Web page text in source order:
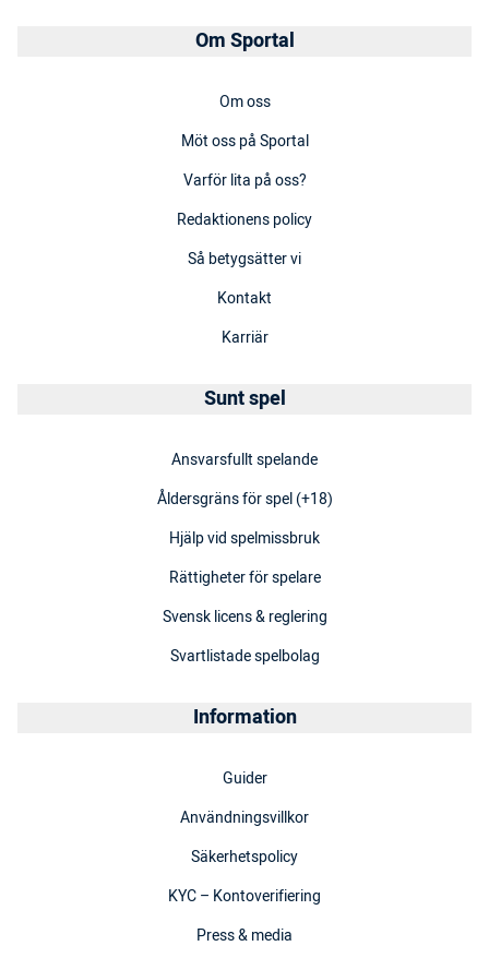
Om Sportal
Om oss
Möt oss på Sportal
Varför lita på oss?
Redaktionens policy
Så betygsätter vi
Kontakt
Karriär
Sunt spel
Ansvarsfullt spelande
Åldersgräns för spel (+18)
Hjälp vid spelmissbruk
Rättigheter för spelare
Svensk licens & reglering
Svartlistade spelbolag
Information
Guider
Användningsvillkor
Säkerhetspolicy
KYC – Kontoverifiering
Press & media